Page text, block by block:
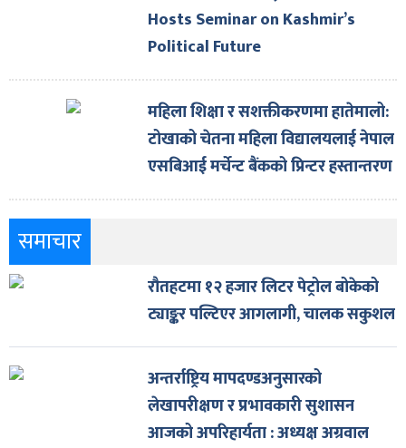
Hosts Seminar on Kashmir’s
Political Future
महिला शिक्षा र सशक्तीकरणमा हातेमालो:
टोखाको चेतना महिला विद्यालयलाई नेपाल
एसबिआई मर्चेन्ट बैंकको प्रिन्टर हस्तान्तरण
समाचार
रौतहटमा १२ हजार लिटर पेट्रोल बोकेको
ट्याङ्कर पल्टिएर आगलागी, चालक सकुशल
अन्तर्राष्ट्रिय मापदण्डअनुसारको
लेखापरीक्षण र प्रभावकारी सुशासन
आजको अपरिहार्यता : अध्यक्ष अग्रवाल